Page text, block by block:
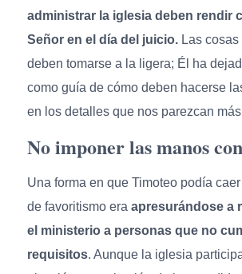
administrar la iglesia deben rendir
Señor en el día del juicio.Las cosas
deben tomarse a la ligera; Él ha
como guía de cómo deben hacerse
en los detalles que nos parezcan
No imponer las manos
Una forma en que Timoteo podía
de favoritismo era apresurándose a
el ministerio a personas que no
requisitos. Aunque la iglesia